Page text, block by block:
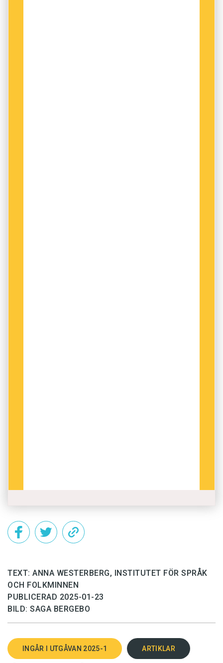
TEXT: ANNA WESTERBERG, INSTITUTET FÖR SPRÅK
OCH FOLKMINNEN
PUBLICERAD 2025-01-23
BILD: SAGA BERGEBO
INGÅR I UTGÅVAN 2025-1 ARTIKLAR